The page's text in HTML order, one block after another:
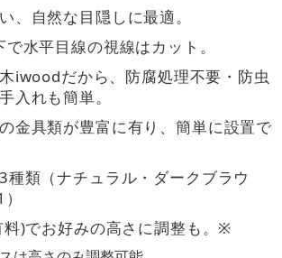
、自然な目隠しに最適。
水平目線の視線はカット。
iwoodだから、防腐処理不要・防虫
入れも簡単。
金具類が豊富に有り、簡単に設置で
種類（ナチュラル・ダークブラウ
料)でお好みの高さに調整も。※